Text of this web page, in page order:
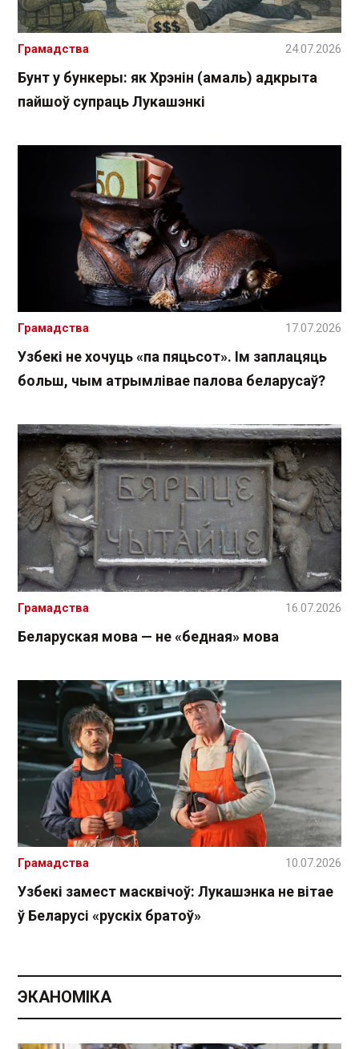
Бунт у бункеры: як Хрэнін (амаль) адкрыта
пайшоў супраць Лукашэнкі
Грамадства 24.07.2026
Узбекі не хочуць «па пяцьсот». Ім заплацяць
больш, чым атрымлівае палова беларусаў?
Грамадства 17.07.2026
Беларуская мова — не «бедная» мова
Грамадства 16.07.2026
Узбекі замест масквічоў: Лукашэнка не вітае
ў Беларусі «рускіх братоў»
Грамадства 10.07.2026
ЭКАНОМІКА